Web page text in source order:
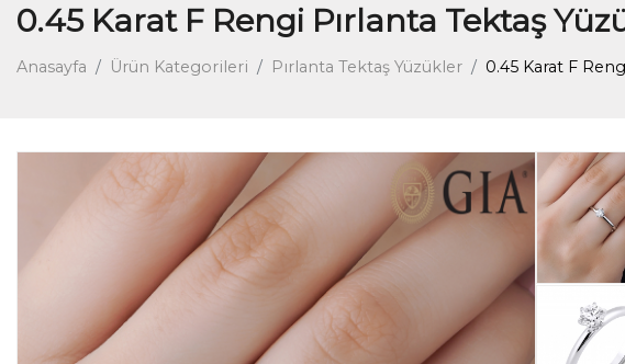
0.45 Karat F Rengi Pırlanta Tektaş
Anasayfa Ürün Kategorileri Pırlanta Tektaş Yüzükler 0.45 Karat F